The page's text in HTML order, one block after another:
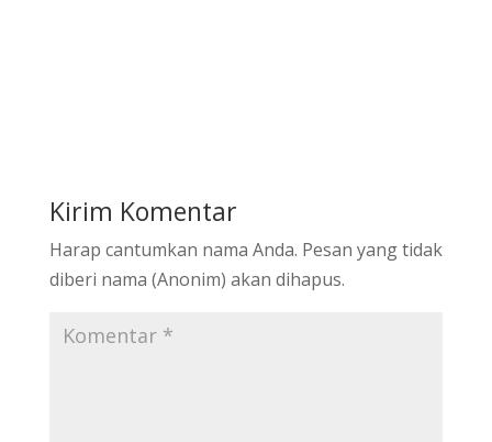
Kirim Komentar
Harap cantumkan nama Anda. Pesan yang tidak
diberi nama (Anonim) akan dihapus.